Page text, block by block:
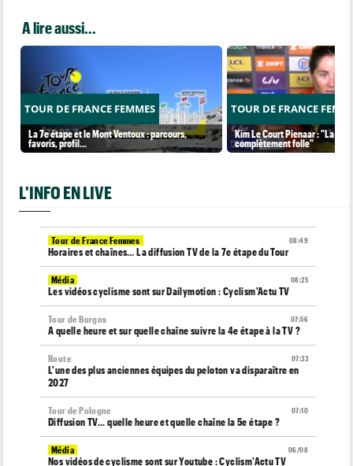
A lire aussi...
TOUR DE FRANCE FEMMES
La 7e étape et le Mont Ventoux : parcours,
favoris, profil…
TOUR DE FRANCE
Kim Le Court Pienaar : "La
complètement folle"
L'INFO EN LIVE
08:49
Tour de France Femmes
Horaires et chaînes… La diffusion TV de la 7e étape du Tour
08:25
Média
Les vidéos cyclisme sont sur Dailymotion : Cyclism'Actu TV
07:56
Tour de Burgos
A quelle heure et sur quelle chaîne suivre la 4e étape à la TV ?
07:33
Route
L'une des plus anciennes équipes du peloton va disparaître en
2027
07:10
Tour de Pologne
Diffusion TV... quelle heure et quelle chaîne la 5e étape ?
06/08
Média
Nos vidéos de cyclisme sont sur Youtube : Cyclism'Actu TV